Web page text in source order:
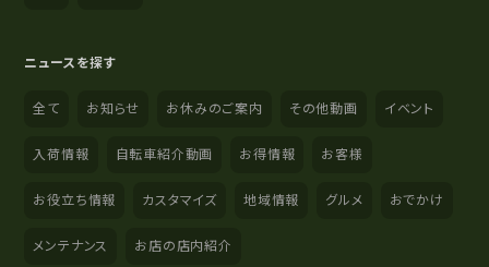
ニュースを探す
全て お知らせ お休みのご案内 その他動画 イベント
入荷情報 自転車紹介動画 お得情報 お客様
お役立ち情報 カスタマイズ 地域情報 グルメ おでかけ
メンテナンス お店の店内紹介